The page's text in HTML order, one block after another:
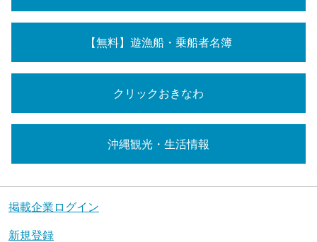
【無料】遊漁船・乗船者名簿
クリックおきなわ
沖縄観光・生活情報
掲載企業ログイン
新規登録